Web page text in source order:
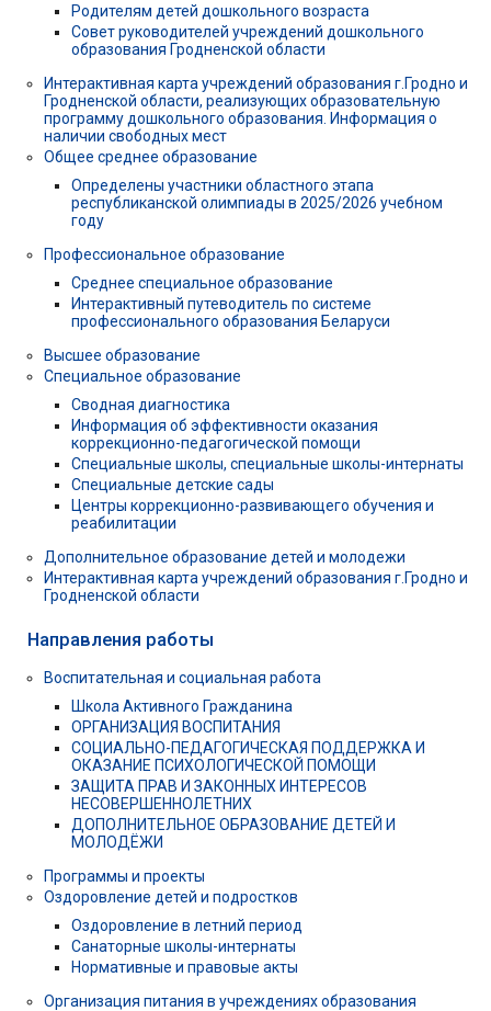
Родителям детей дошкольного возраста
Совет руководителей учреждений дошкольного
образования Гродненской области
Интерактивная карта учреждений образования г.Гродно и
Гродненской области, реализующих образовательную
программу дошкольного образования. Информация о
наличии свободных мест
Общее среднее образование
Определены участники областного этапа
республиканской олимпиады в 2025/2026 учебном
году
Профессиональное образование
Среднее специальное образование
Интерактивный путеводитель по системе
профессионального образования Беларуси
Высшее образование
Специальное образование
Сводная диагностика
Информация об эффективности оказания
коррекционно-педагогической помощи
Специальные школы, специальные школы-интернаты
Специальные детские сады
Центры коррекционно-развивающего обучения и
реабилитации
Дополнительное образование детей и молодежи
Интерактивная карта учреждений образования г.Гродно и
Гродненской области
Направления работы
Воспитательная и социальная работа
Школа Активного Гражданина
ОРГАНИЗАЦИЯ ВОСПИТАНИЯ
СОЦИАЛЬНО-ПЕДАГОГИЧЕСКАЯ ПОДДЕРЖКА И
ОКАЗАНИЕ ПСИХОЛОГИЧЕСКОЙ ПОМОЩИ
ЗАЩИТА ПРАВ И ЗАКОННЫХ ИНТЕРЕСОВ
НЕСОВЕРШЕННОЛЕТНИХ
ДОПОЛНИТЕЛЬНОЕ ОБРАЗОВАНИЕ ДЕТЕЙ И
МОЛОДЁЖИ
Программы и проекты
Оздоровление детей и подростков
Оздоровление в летний период
Санаторные школы-интернаты
Нормативные и правовые акты
Организация питания в учреждениях образования